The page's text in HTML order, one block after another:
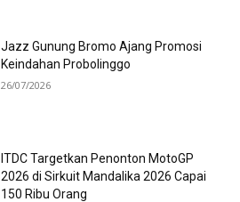
Jazz Gunung Bromo Ajang Promosi
Keindahan Probolinggo
26/07/2026
ITDC Targetkan Penonton MotoGP
2026 di Sirkuit Mandalika 2026 Capai
150 Ribu Orang